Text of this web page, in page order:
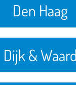
Den Haag
Dijk &